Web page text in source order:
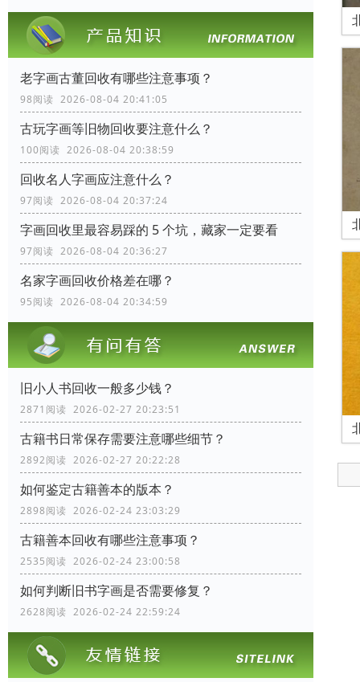
老字画古董回收有哪些注意事项？
98阅读 2026-08-04 20:41:05
古玩字画等旧物回收要注意什么？
100阅读 2026-08-04 20:38:59
回收名人字画应注意什么？
97阅读 2026-08-04 20:37:24
字画回收里最容易踩的 5 个坑，藏家一定要看
97阅读 2026-08-04 20:36:27
名家字画回收价格差在哪？
95阅读 2026-08-04 20:34:59
旧小人书回收一般多少钱？
2871阅读 2026-02-27 20:23:51
古籍书日常保存需要注意哪些细节？
2892阅读 2026-02-27 20:22:28
如何鉴定古籍善本的版本？
2898阅读 2026-02-24 23:03:29
古籍善本回收有哪些注意事项？
2535阅读 2026-02-24 23:00:58
如何判断旧书字画是否需要修复？
2628阅读 2026-02-24 22:59:24